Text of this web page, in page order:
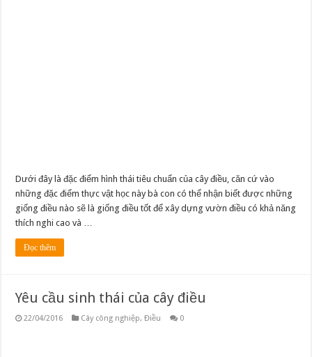
Dưới đây là đặc điểm hình thái tiêu chuẩn của cây điều, căn cứ vào
những đặc điểm thực vật học này bà con có thể nhận biết được những
giống điều nào sẽ là giống điều tốt để xây dựng vườn điều có khả năng
thích nghi cao và …
Đọc thêm
Yêu cầu sinh thái của cây điều
22/04/2016 Cây công nghiệp,Điều 0